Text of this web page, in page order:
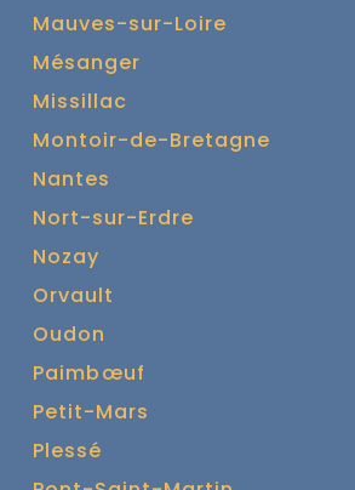
Mauves-sur-Loire
Mésanger
Missillac
Montoir-de-Bretagne
Nantes
Nort-sur-Erdre
Nozay
Orvault
Oudon
Paimbœuf
Petit-Mars
Plessé